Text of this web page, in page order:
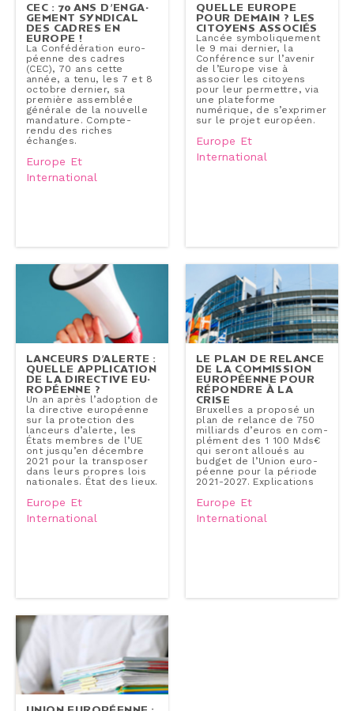
CEC : 70 ANS D’EN­GA­
GE­MENT SYNDICAL
DES CADRES EN
EUROPE !
La Confé­dé­ra­tion eu­ro­
péenne des cadres
(CEC), 70 ans cette
année, a tenu, les 7 et 8
octobre dernier, sa
première assemblée
générale de la nouvelle
mandature. Compte-​
rendu des riches
échanges.
Europe Et
International
QUELLE EUROPE
POUR DEMAIN ? LES
CITOYENS ASSOCIÉS
Lancée sym­bo­li­que­ment
le 9 mai dernier, la
Confé­rence sur l’avenir
de l’Europe vise à
associer les citoyens
pour leur permettre, via
une pla­te­forme
numérique, de s’exprimer
sur le projet européen.
Europe Et
International
LANCEURS D’ALERTE :
QUELLE AP­PLI­CA­TION
DE LA DIRECTIVE EU­
RO­PÉENNE ?
Un an après l’adoption de
la directive eu­ro­péenne
sur la pro­tec­tion des
lanceurs d’alerte, les
États membres de l’UE
ont jusqu’en décembre
2021 pour la trans­po­ser
dans leurs propres lois
na­tio­nales. État des lieux.
Europe Et
International
LE PLAN DE RELANCE
DE LA COM­MIS­SION
EU­RO­PÉENNE POUR
RÉPONDRE À LA
CRISE
Bruxelles a proposé un
plan de relance de 750
milliards d’euros en com­
plé­ment des 1 100 Mds€
qui seront alloués au
budget de l’Union eu­ro­
péenne pour la période
2021-2027. Ex­pli­ca­tions
Europe Et
International